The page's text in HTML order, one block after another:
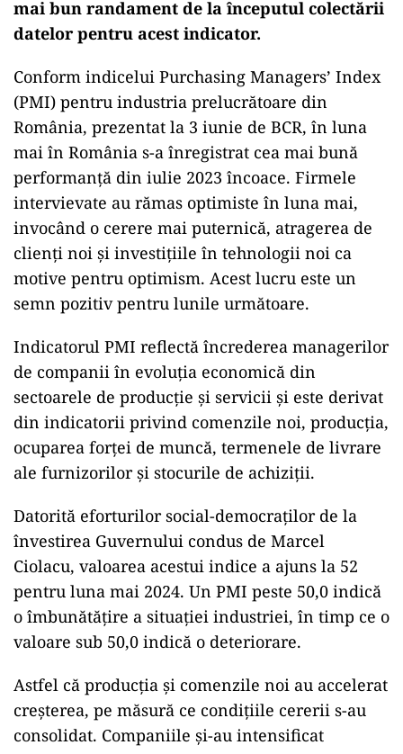
mai bun randament de la începutul colectării
datelor pentru acest indicator.
Conform indicelui Purchasing Managers’ Index
(PMI) pentru industria prelucrătoare din
România, prezentat la 3 iunie de BCR, în luna
mai în România s-a înregistrat cea mai bună
performanță din iulie 2023 încoace. Firmele
intervievate au rămas optimiste în luna mai,
invocând o cerere mai puternică, atragerea de
clienți noi și investițiile în tehnologii noi ca
motive pentru optimism. Acest lucru este un
semn pozitiv pentru lunile următoare.
ad
Indicatorul PMI reflectă încrederea managerilor
de companii în evoluția economică din
din indicatorii privind comenzile noi, producţia,
ocuparea forţei de muncă, termenele de livrare
ale furnizorilor şi stocurile de achiziţii.